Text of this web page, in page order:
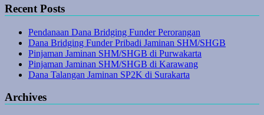
Recent Posts
Pendanaan Dana Bridging Funder Perorangan
Dana Bridging Funder Pribadi Jaminan SHM/SHGB
Pinjaman Jaminan SHM/SHGB di Purwakarta
Pinjaman Jaminan SHM/SHGB di Karawang
Dana Talangan Jaminan SP2K di Surakarta
Archives